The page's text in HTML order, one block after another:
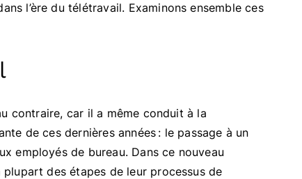
l’ère du télétravail. Examinons ensemble ces
contraire, car il a même conduit à la
de ces dernières années : le passage à un
employés de bureau. Dans ce nouveau
des étapes de leur processus de